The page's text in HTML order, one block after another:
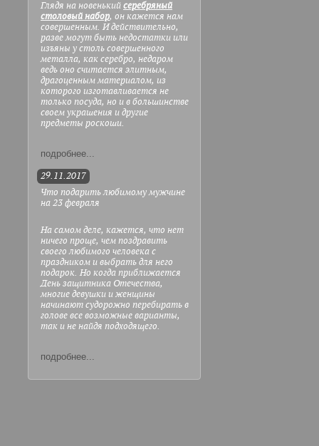
Глядя на новенький серебряный
столовый набор, он кажется нам
совершенным. И действительно,
разве могут быть недостатки или
изъяны у столь совершенного
металла, как серебро, недаром
ведь оно считается элитным,
драгоценным материалом, из
которого изготавливается не
только посуда, но и в большинстве
своем украшения и другие
предметы роскоши.
подробнее...
29.11.2017
Что подарить любимому мужчине
на 23 февраля
На самом деле, кажется, что нет
ничего проще, чем поздравить
своего любимого человека с
праздником и выбрать для него
подарок. Но когда приближается
День защитника Отечества,
многие девушки и женщины
начинают судорожно перебирать в
голове все возможные варианты,
так и не найдя подходящего.
подробнее...